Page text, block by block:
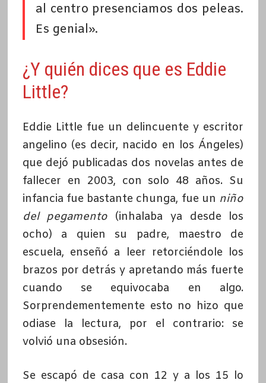
al centro presenciamos dos peleas.
Es genial».
¿Y quién dices que es Eddie
Little?
Eddie Little fue un delincuente y escritor
angelino (es decir, nacido en los Ángeles)
que dejó publicadas dos novelas antes de
fallecer en 2003, con solo 48 años. Su
infancia fue bastante chunga, fue un niño
del pegamento (inhalaba ya desde los
ocho) a quien su padre, maestro de
escuela, enseñó a leer retorciéndole los
brazos por detrás y apretando más fuerte
cuando se equivocaba en algo.
Sorprendementemente esto no hizo que
odiase la lectura, por el contrario: se
volvió una obsesión.
Se escapó de casa con 12 y a los 15 lo